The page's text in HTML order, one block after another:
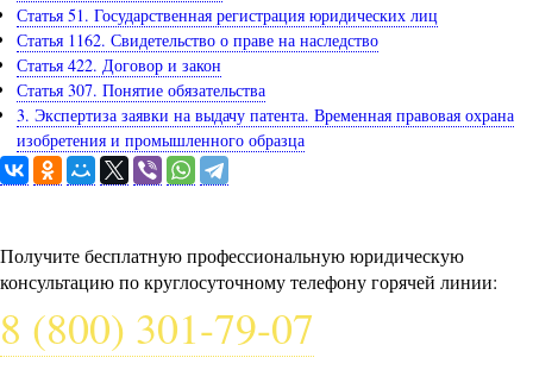
Статья 51. Государственная регистрация юридических лиц
Статья 1162. Свидетельство о праве на наследство
Статья 422. Договор и закон
Статья 307. Понятие обязательства
3. Экспертиза заявки на выдачу патента. Временная правовая охрана
изобретения и промышленного образца
Получите бесплатную профессиональную юридическую
консультацию по круглосуточному телефону горячей линии:
8 (800) 301-79-07